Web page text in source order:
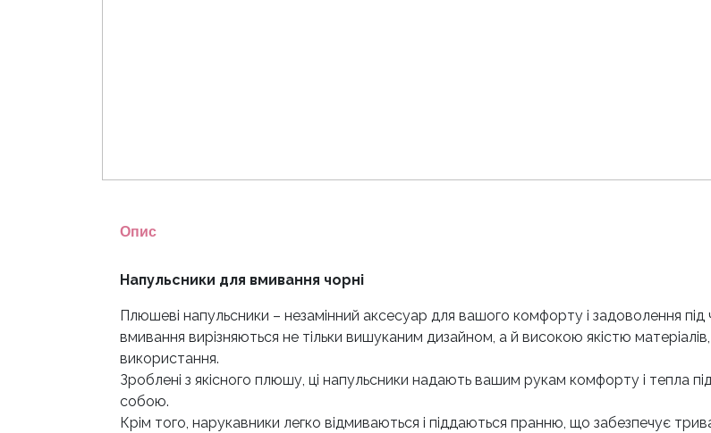
Опис
Напульсники для вмивання чорні
Плюшеві напульсники – незамінний аксесуар для вашого комфорту і задоволення
вмивання вирізняються не тільки вишуканим дизайном, а й високою якістю матеріалів,
використання.
Зроблені з якісного плюшу, ці напульсники надають вашим рукам комфорту і тепла
собою.
Крім того, нарукавники легко відмиваються і піддаються пранню, що забезпечує